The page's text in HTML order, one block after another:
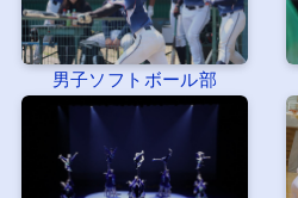
男子ソフトボール部